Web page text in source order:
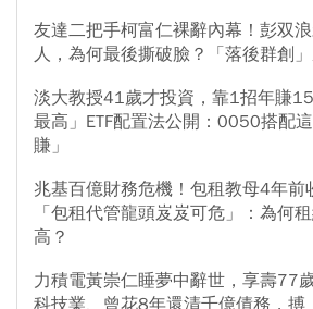
友達二把手柯富仁裸辭內幕！彭双
人，為何最後撕破臉？「落後群創
淡大教授41歲才投資，靠1招年賺
最高」ETF配置法公開：0050搭配
賺」
兆基百億財務危機！包租教母4年前
「包租代管龍頭岌岌可危」：為何
高？
力積電黃崇仁睡夢中辭世，享壽77